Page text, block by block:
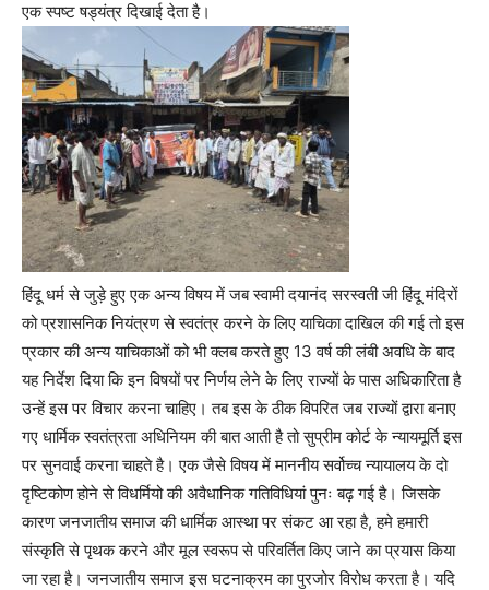
एक स्पष्ट षड्यंत्र दिखाई देता है।
हिंदू धर्म से जुड़े हुए एक अन्य विषय में जब स्वामी दयानंद सरस्वती जी हिंदू मंदिरों
को प्रशासनिक नियंत्रण से स्वतंत्र करने के लिए याचिका दाखिल की गई तो इस
प्रकार की अन्य याचिकाओं को भी क्लब करते हुए 13 वर्ष की लंबी अवधि के बाद
यह निर्देश दिया कि इन विषयों पर निर्णय लेने के लिए राज्यों के पास अधिकारिता है
उन्हें इस पर विचार करना चाहिए। तब इस के ठीक विपरित जब राज्यों द्वारा बनाए
गए धार्मिक स्वतंत्रता अधिनियम की बात आती है तो सुप्रीम कोर्ट के न्यायमूर्ति इस
पर सुनवाई करना चाहते है। एक जैसे विषय में माननीय सर्वोच्च न्यायालय के दो
दृष्टिकोण होने से विधर्मियो की अवैधानिक गतिविधियां पुनः बढ़ गई है। जिसके
कारण जनजातीय समाज की धार्मिक आस्था पर संकट आ रहा है, हमे हमारी
संस्कृति से पृथक करने और मूल स्वरूप से परिवर्तित किए जाने का प्रयास किया
जा रहा है। जनजातीय समाज इस घटनाक्रम का पुरजोर विरोध करता है। यदि